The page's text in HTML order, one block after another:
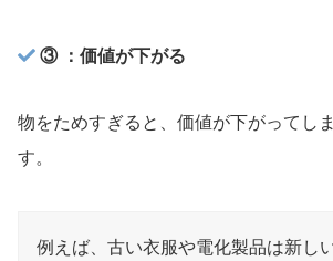
③ ：価値が下がる
物をためすぎると、価値が下がってし
す。
例えば、古い衣服や電化製品は新し